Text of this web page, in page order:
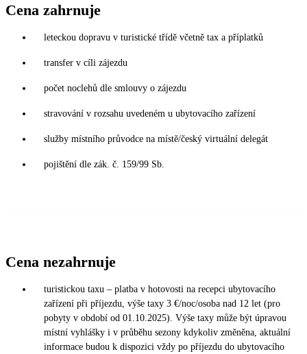
Cena zahrnuje
leteckou dopravu v turistické třídě včetně tax a příplatků
transfer v cíli zájezdu
počet noclehů dle smlouvy o zájezdu
stravování v rozsahu uvedeném u ubytovacího zařízení
služby místního průvodce na místě/český virtuální delegát
pojištění dle zák. č. 159/99 Sb.
Cena nezahrnuje
turistickou taxu – platba v hotovosti na recepci ubytovacího
zařízení při příjezdu, výše taxy 3 €/noc/osoba nad 12 let (pro
pobyty v období od 01.10.2025). Výše taxy může být úpravou
místní vyhlášky i v průběhu sezony kdykoliv změněna, aktuální
informace budou k dispozici vždy po příjezdu do ubytovacího